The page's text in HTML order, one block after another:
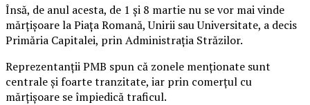
Însă, de anul acesta, de 1 şi 8 martie nu se vor mai vinde
mărţişoare la Piaţa Romană, Unirii sau Universitate, a decis
Primăria Capitalei, prin Administraţia Străzilor.
Reprezentanţii PMB spun că zonele menţionate sunt
centrale şi foarte tranzitate, iar prin comerţul cu
mărţişoare se împiedică traficul.